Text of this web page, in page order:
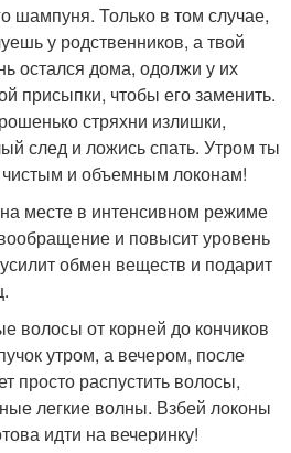
шампуня. Только в том случае,
у родственников, а твой
остался дома, одолжи у их
присыпки, чтобы его заменить.
стряхни излишки,
след и ложись спать. Утром ты
и объемным локонам!
месте в интенсивном режиме
и повысит уровень
обмен веществ и подарит
волосы от корней до кончиков
утром, а вечером, после
просто распустить волосы,
легкие волны. Взбей локоны
идти на вечеринку!